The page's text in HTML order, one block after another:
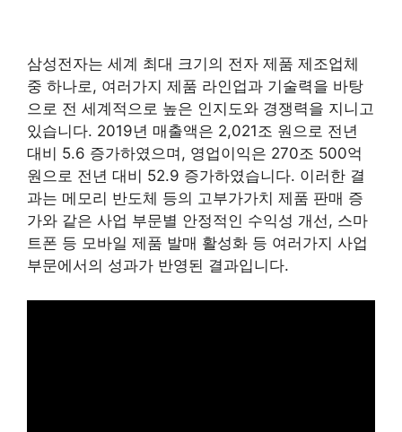
삼성전자는 세계 최대 크기의 전자 제품 제조업체
중 하나로, 여러가지 제품 라인업과 기술력을 바탕
으로 전 세계적으로 높은 인지도와 경쟁력을 지니고
있습니다. 2019년 매출액은 2,021조 원으로 전년
대비 5.6 증가하였으며, 영업이익은 270조 500억
원으로 전년 대비 52.9 증가하였습니다. 이러한 결
과는 메모리 반도체 등의 고부가가치 제품 판매 증
가와 같은 사업 부문별 안정적인 수익성 개선, 스마
트폰 등 모바일 제품 발매 활성화 등 여러가지 사업
부문에서의 성과가 반영된 결과입니다.